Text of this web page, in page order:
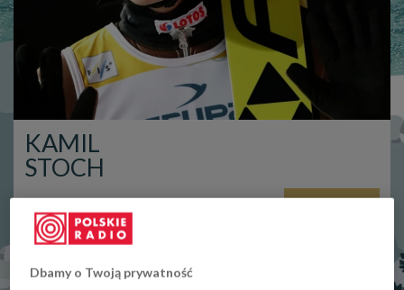
KAMIL
STOCH
więcej
Dbamy o Twoją prywatność